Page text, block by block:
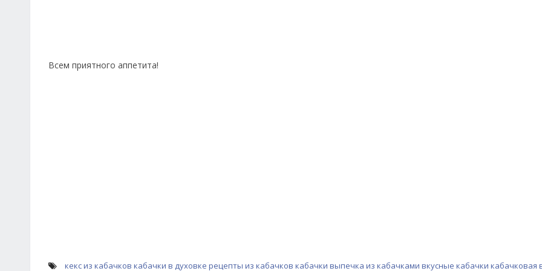
Всем приятного аппетита!
кекс из кабачков кабачки в духовке рецепты из кабачков кабачки выпечка из кабачками вкусные кабачки кабачковая